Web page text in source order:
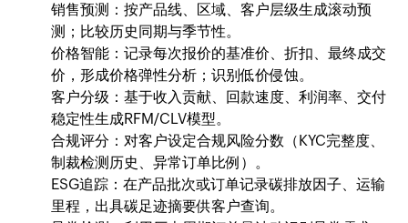
销售预测：按产品线、区域、客户层级生成滚动预
测；比较历史同期与季节性。
价格智能：记录每次报价的基准价、折扣、最终成交
价，形成价格弹性分析；识别低价侵蚀。
客户分级：基于收入贡献、回款速度、利润率、交付
稳定性生成RFM/CLV模型。
合规评分：对客户设定合规风险分数（KYC完整度、
制裁检测历史、异常订单比例）。
ESG追踪：在产品批次或订单记录碳排放因子、运输
里程，出具碳足迹摘要供客户查询。